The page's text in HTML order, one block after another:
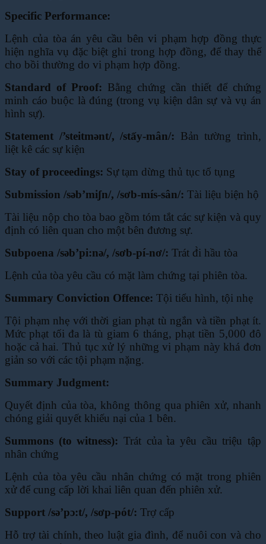
Specific Performance:
Lệnh của tòa án yêu cầu bên vi phạm hợp đồng thực
hiện nghĩa vụ đặc biệt ghi trong hợp đồng, để thay thế
cho bồi thường do vi phạm hợp đồng.
Standard of Proof: Bằng chứng cần thiết để chứng
minh cáo buộc là đúng (trong vụ kiện dân sự và vụ án
hình sự).
Statement /’steitmənt/, /stấy-mân/: Bản tường trình,
liệt kê các sự kiện
Stay of proceedings: Sự tạm dừng thủ tục tố tụng
Submission /səb’miʃn/, /sơb-mís-sân/: Tài liệu biện hộ
Tài liệu nộp cho tòa bao gồm tóm tắt các sự kiện và quy
định có liên quan cho một bên đương sự.
Subpoena /səb’pi:nə/, /sơb-pí-nơ/: Trát đ̀i hầu tòa
Lệnh của tòa yêu cầu có mặt làm chứng tại phiên tòa.
Summary Conviction Offence: Tội tiểu hình, tội nhẹ
Tội phạm nhẹ với thời gian phạt tù ngắn và tiền phạt ít.
Mức phạt tối đa là tù giam 6 tháng, phạt tiền 5,000 đô
hoặc cả hai. Thủ tục xử lý những vi phạm này khá đơn
giản so với các tội phạm nặng.
Summary Judgment:
Quyết định của tòa, không thông qua phiên xử, nhanh
chóng giải quyết khiếu nại của 1 bên.
Summons (to witness): Trát của t̀a yêu cầu triệu tập
nhân chứng
Lệnh của tòa yêu cầu nhân chứng có mặt trong phiên
xử để cung cấp lời khai liên quan đến phiên xử.
Support /sə’pɔ:t/, /sơp-pót/: Trợ cấp
Hỗ trợ tài chính, theo luật gia đình, để nuôi con và cho